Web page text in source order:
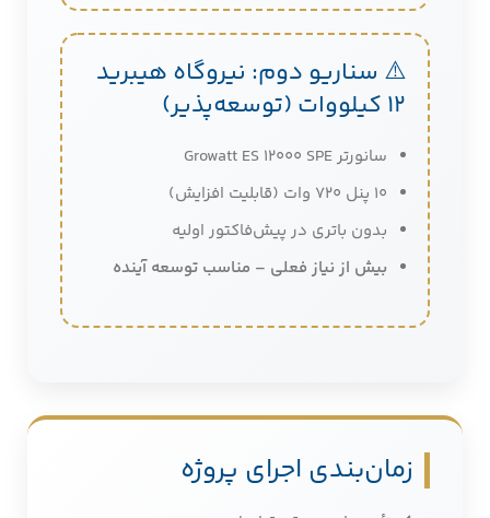
⚠️ سناریو دوم: نیروگاه هیبرید
12 کیلووات (توسعه‌پذیر)
سانورتر Growatt ES 12000 SPE
10 پنل 720 وات (قابلیت افزایش)
بدون باتری در پیش‌فاکتور اولیه
بیش از نیاز فعلی – مناسب توسعه آینده
زمان‌بندی اجرای پروژه